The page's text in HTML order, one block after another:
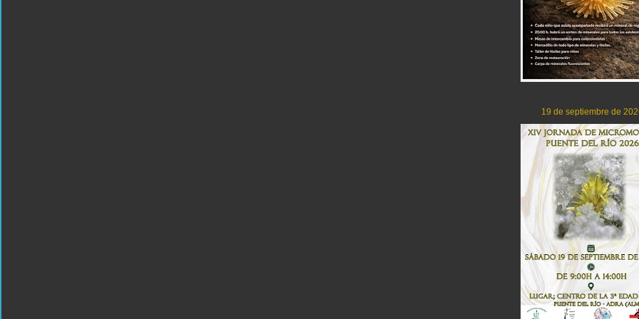
19 de septiembre de